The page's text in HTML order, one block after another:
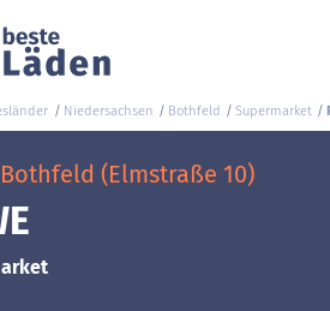
Niedersachsen Bothfeld Supermarket
Bothfeld (Elmstraße 10)